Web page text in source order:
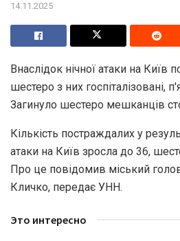
14.11.2025
Внаслідок нічної атаки на
шестеро з них госпіталізовані,
Загинуло шестеро мешканців
Кількість постраждалих у
атаки на Київ зросла до 36,
Про це повідомив міський
Кличко, передає УНН.
Это интересно